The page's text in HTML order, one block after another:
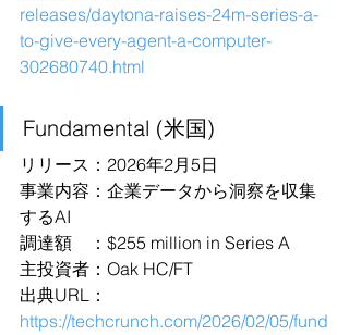
releases/daytona-raises-24m-series-a-
to-give-every-agent-a-computer-
302680740.html
Fundamental (米国)
リリース：2026年2月5日
事業内容：企業データから洞察を収集
するAI
調達額　：$255 million in Series A
主投資者：Oak HC/FT
出典URL：
https://techcrunch.com/2026/02/05/fund